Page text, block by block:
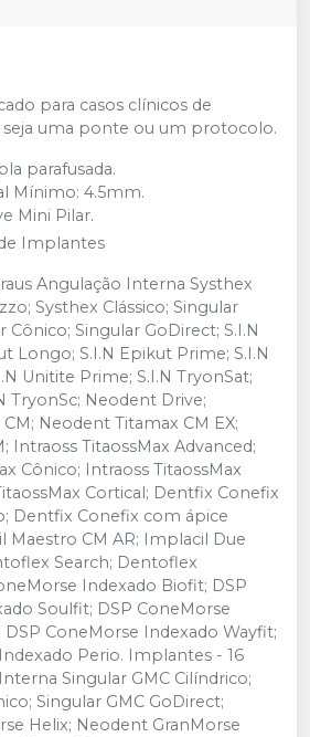
para casos clínicos de
uma ponte ou um protocolo.
parafusada.
Mínimo: 4.5mm.
Mini Pilar.
Implantes
Angulação Interna Systhex
Systhex Clássico; Singular
Cônico; Singular GoDirect; S.I.N
Longo; S.I.N Epikut Prime; S.I.N
Unitite Prime; S.I.N TryonSat;
TryonSc; Neodent Drive;
Neodent Titamax CM EX;
Intraoss TitaossMax Advanced;
Cônico; Intraoss TitaossMax
Cortical; Dentfix Conefix
Dentfix Conefix com ápice
Maestro CM AR; Implacil Due
Search; Dentoflex
Indexado Biofit; DSP
Soulfit; DSP ConeMorse
ConeMorse Indexado Wayfit;
Perio. Implantes - 16
Singular GMC Cilíndrico;
Singular GMC GoDirect;
Helix; Neodent GranMorse